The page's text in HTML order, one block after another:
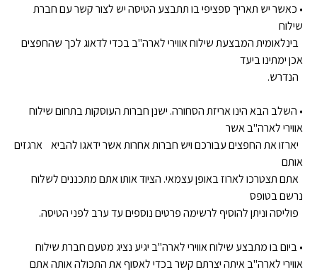
• כאשר יש תאריך ספציפי בו תתבצע הטיסה יש לצור קשר עם חברת
שילוח
בינלאומית המבצעת שילוח אווירי לארה"ב בכדי לדאוג לכך שהחפצים
אכן ימתינו ביעד
הנדרש.
• השלב הבא הינו אריזת הסחורה. ישנן חברות העוסקות בתחום שילוח
אווירי לארה"ב אשר
יארזו את החפצים עבורכם ויש חברות אחרות אשר ידאגו להביא ארגזים
אותם
אתם תצטרכו לארוז באופן עצמאי. הציוד אותו אתם מתכננים לשלוח
נרשם בטופס
פוליסה וניתן להוסיף לרשימה פרטים נוספים עד ערב לפני הטיסה.
• ביום בו מתבצע שילוח אווירי לארה"ב יגיע נציג מטעם חברת שילוח
אווירי לארה"ב איתה יצרתם קשר בכדי לאסוף את התכולה אותה אתם